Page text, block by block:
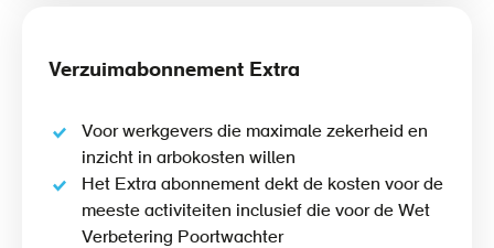
Verzuimabonnement Extra
Voor werkgevers die maximale zekerheid en
inzicht in arbokosten willen
Het Extra abonnement dekt de kosten voor de
meeste activiteiten inclusief die voor de Wet
Verbetering Poortwachter